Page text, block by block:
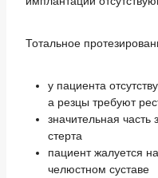
Тотальное
у пациента
а резцы требуют
значительная
стерта
пациент жалуется
челюстном суставе